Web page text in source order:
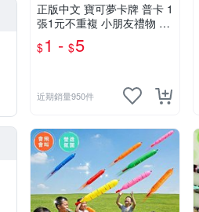
正版中文 寶可夢卡牌 普卡 1
張1元不重複 小朋友禮物 補
習班獎勵 中文版 PTCG寶可
夢卡 官方現貨
$1 - $5
近期銷量950件